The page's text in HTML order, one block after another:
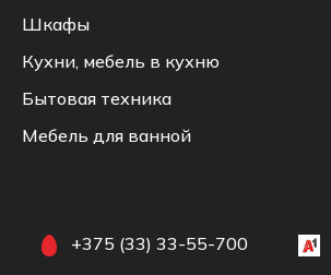
Шкафы
Кухни, мебель в кухню
Бытовая техника
Мебель для ванной
+375 (33) 33-55-700